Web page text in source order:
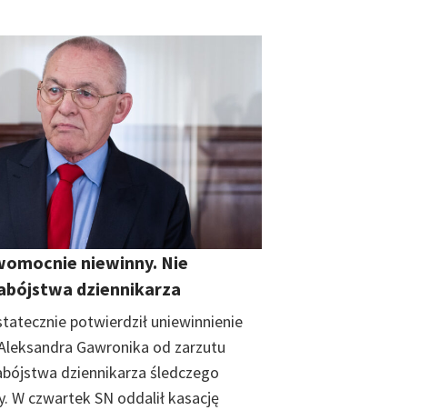
niewinny. Nie
dziennikarza
potwierdził uniewinnienie
Gawronika od zarzutu
dziennikarza śledczego
W czwartek SN oddalił kasację